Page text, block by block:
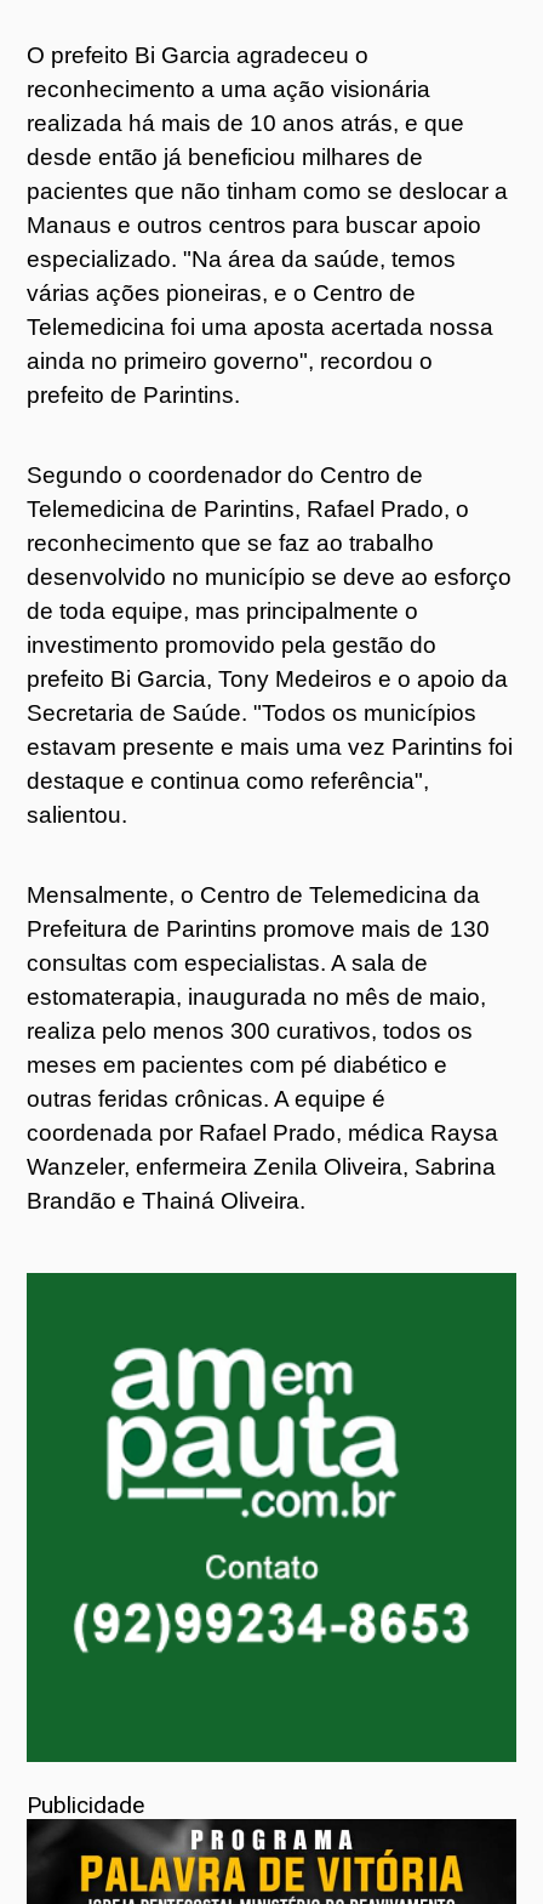
O prefeito Bi Garcia agradeceu o
reconhecimento a uma ação visionária
realizada há mais de 10 anos atrás, e que
desde então já beneficiou milhares de
pacientes que não tinham como se deslocar a
Manaus e outros centros para buscar apoio
especializado. "Na área da saúde, temos
várias ações pioneiras, e o Centro de
Telemedicina foi uma aposta acertada nossa
ainda no primeiro governo", recordou o
prefeito de Parintins.
Segundo o coordenador do Centro de
Telemedicina de Parintins, Rafael Prado, o
reconhecimento que se faz ao trabalho
desenvolvido no município se deve ao esforço
de toda equipe, mas principalmente o
investimento promovido pela gestão do
prefeito Bi Garcia, Tony Medeiros e o apoio da
Secretaria de Saúde. "Todos os municípios
estavam presente e mais uma vez Parintins foi
destaque e continua como referência",
salientou.
Mensalmente, o Centro de Telemedicina da
Prefeitura de Parintins promove mais de 130
consultas com especialistas. A sala de
estomaterapia, inaugurada no mês de maio,
realiza pelo menos 300 curativos, todos os
meses em pacientes com pé diabético e
outras feridas crônicas. A equipe é
coordenada por Rafael Prado, médica Raysa
Wanzeler, enfermeira Zenila Oliveira, Sabrina
Brandão e Thainá Oliveira.
Publicidade